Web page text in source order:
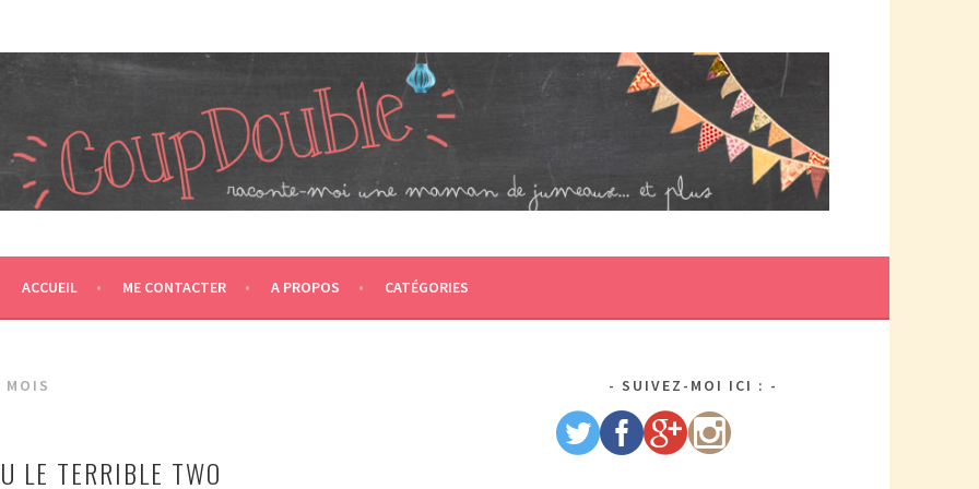
CA NOUS PROPULSE SUPER MAMAN! CA DONNE DEUX FOIS PLUS DE TRACAS, MAIS AUSSI DEUX FOIS PLUS D'AMOUR.
ACCUEIL ME CONTACTER A PROPOS CATÉGORIES
MOIS
LE TERRIBLE TWO
SUIVEZ-MOI ICI :